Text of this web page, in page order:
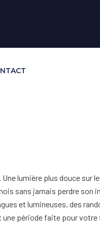
lumière plus douce sur
sans jamais perdre son
et lumineuses, des
une période faite pour